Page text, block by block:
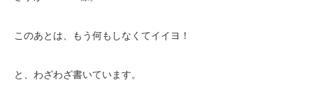
このあとは、もう何もしなくてイイヨ！
と、わざわざ書いています。